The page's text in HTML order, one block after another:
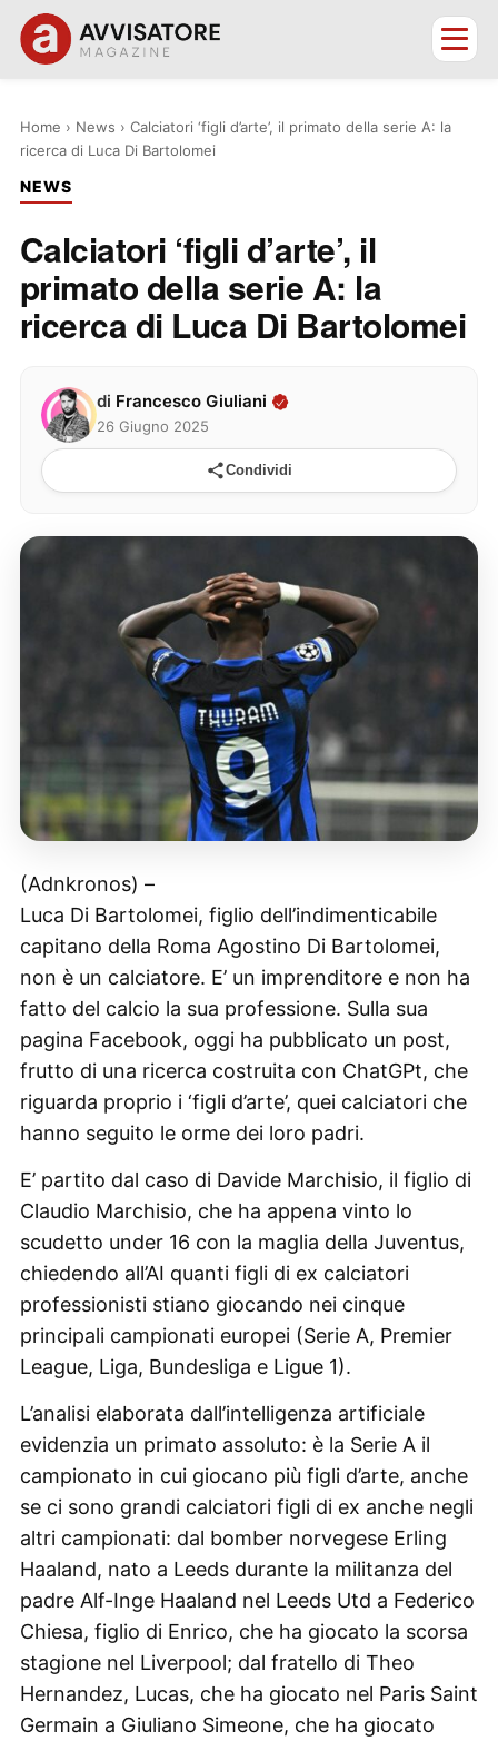
Home › News › Calciatori ‘figli d’arte’, il primato della serie A: la
ricerca di Luca Di Bartolomei
NEWS
Calciatori ‘figli d’arte’, il
primato della serie A: la
ricerca di Luca Di Bartolomei
di Francesco Giuliani
26 Giugno 2025
Condividi
(Adnkronos) –
Luca Di Bartolomei, figlio dell’indimenticabile
capitano della Roma Agostino Di Bartolomei,
non è un calciatore. E’ un imprenditore e non ha
fatto del calcio la sua professione. Sulla sua
pagina Facebook, oggi ha pubblicato un post,
frutto di una ricerca costruita con ChatGPt, che
riguarda proprio i ‘figli d’arte’, quei calciatori che
hanno seguito le orme dei loro padri.
E’ partito dal caso di Davide Marchisio, il figlio di
Claudio Marchisio, che ha appena vinto lo
scudetto under 16 con la maglia della Juventus,
chiedendo all’AI quanti figli di ex calciatori
professionisti stiano giocando nei cinque
principali campionati europei (Serie A, Premier
League, Liga, Bundesliga e Ligue 1).
L’analisi elaborata dall’intelligenza artificiale
evidenzia un primato assoluto: è la Serie A il
campionato in cui giocano più figli d’arte, anche
se ci sono grandi calciatori figli di ex anche negli
altri campionati: dal bomber norvegese Erling
Haaland, nato a Leeds durante la militanza del
padre Alf-Inge Haaland nel Leeds Utd a Federico
Chiesa, figlio di Enrico, che ha giocato la scorsa
stagione nel Liverpool; dal fratello di Theo
Hernandez, Lucas, che ha giocato nel Paris Saint
Germain a Giuliano Simeone, che ha giocato